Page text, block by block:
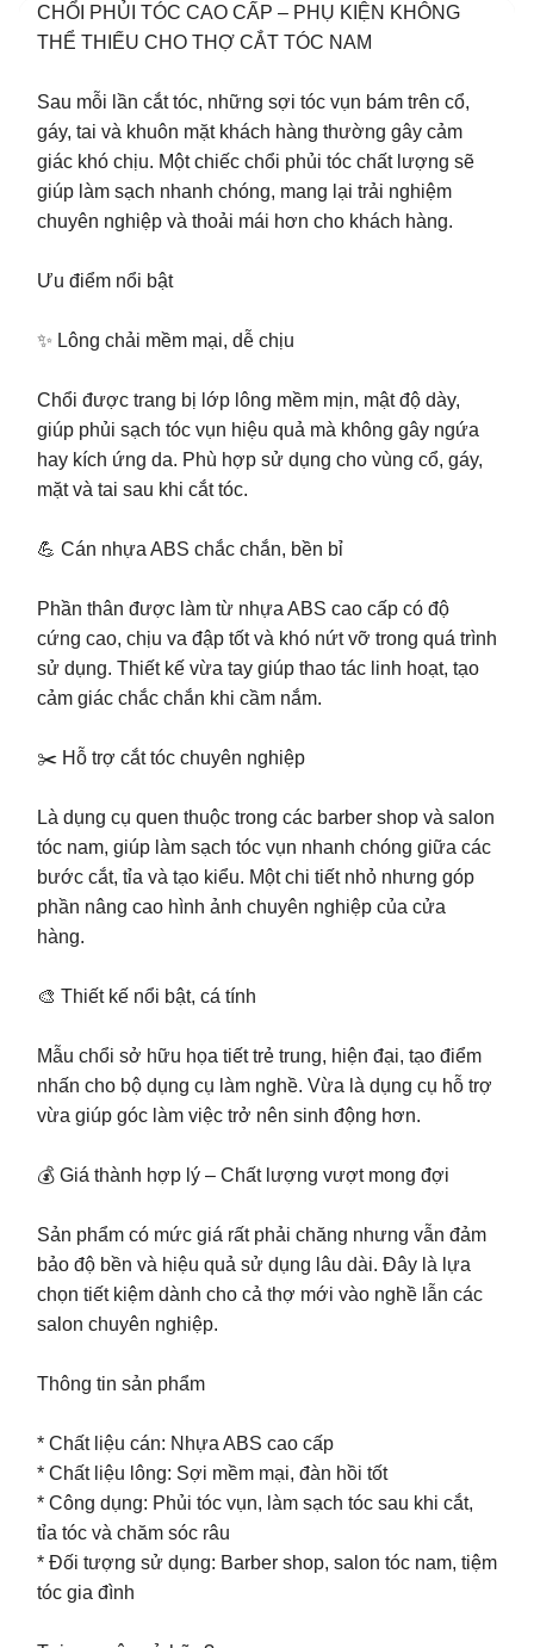
CHỔI PHỦI TÓC CAO CẤP – PHỤ KIỆN KHÔNG
THỂ THIẾU CHO THỢ CẮT TÓC NAM
Sau mỗi lần cắt tóc, những sợi tóc vụn bám trên cổ,
gáy, tai và khuôn mặt khách hàng thường gây cảm
giác khó chịu. Một chiếc chổi phủi tóc chất lượng sẽ
giúp làm sạch nhanh chóng, mang lại trải nghiệm
chuyên nghiệp và thoải mái hơn cho khách hàng.
Ưu điểm nổi bật
✨ Lông chải mềm mại, dễ chịu
Chổi được trang bị lớp lông mềm mịn, mật độ dày,
giúp phủi sạch tóc vụn hiệu quả mà không gây ngứa
hay kích ứng da. Phù hợp sử dụng cho vùng cổ, gáy,
mặt và tai sau khi cắt tóc.
💪 Cán nhựa ABS chắc chắn, bền bỉ
Phần thân được làm từ nhựa ABS cao cấp có độ
cứng cao, chịu va đập tốt và khó nứt vỡ trong quá trình
sử dụng. Thiết kế vừa tay giúp thao tác linh hoạt, tạo
cảm giác chắc chắn khi cầm nắm.
✂️ Hỗ trợ cắt tóc chuyên nghiệp
Là dụng cụ quen thuộc trong các barber shop và salon
tóc nam, giúp làm sạch tóc vụn nhanh chóng giữa các
bước cắt, tỉa và tạo kiểu. Một chi tiết nhỏ nhưng góp
phần nâng cao hình ảnh chuyên nghiệp của cửa
hàng.
🎨 Thiết kế nổi bật, cá tính
Mẫu chổi sở hữu họa tiết trẻ trung, hiện đại, tạo điểm
nhấn cho bộ dụng cụ làm nghề. Vừa là dụng cụ hỗ trợ
vừa giúp góc làm việc trở nên sinh động hơn.
💰 Giá thành hợp lý – Chất lượng vượt mong đợi
Sản phẩm có mức giá rất phải chăng nhưng vẫn đảm
bảo độ bền và hiệu quả sử dụng lâu dài. Đây là lựa
chọn tiết kiệm dành cho cả thợ mới vào nghề lẫn các
salon chuyên nghiệp.
Thông tin sản phẩm
* Chất liệu cán: Nhựa ABS cao cấp
* Chất liệu lông: Sợi mềm mại, đàn hồi tốt
* Công dụng: Phủi tóc vụn, làm sạch tóc sau khi cắt,
tỉa tóc và chăm sóc râu
* Đối tượng sử dụng: Barber shop, salon tóc nam, tiệm
tóc gia đình